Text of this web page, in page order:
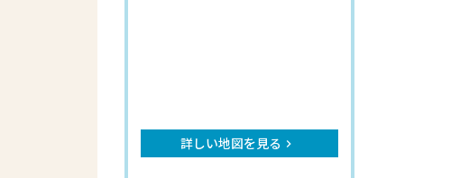
詳しい地図を見る keyboard_arrow_right